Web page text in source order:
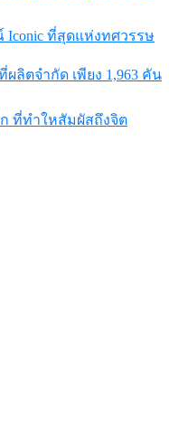
Iconic ที่สุดแห่งทศวรรษ
ที่ผลิตจำกัด เพียง 1,963 คัน
ก ที่ทำใหสัมผัสถึงจิต